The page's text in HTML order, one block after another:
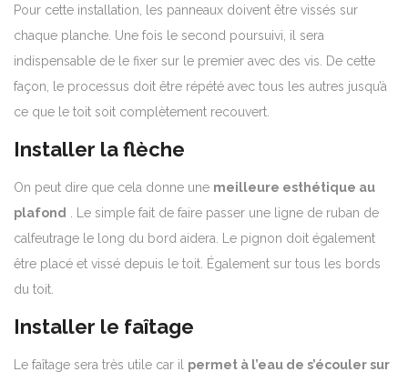
Pour cette installation, les panneaux doivent être vissés sur
chaque planche. Une fois le second poursuivi, il sera
indispensable de le fixer sur le premier avec des vis. De cette
façon, le processus doit être répété avec tous les autres jusqu’à
ce que le toit soit complètement recouvert.
Installer la flèche
On peut dire que cela donne une meilleure esthétique au
plafond . Le simple fait de faire passer une ligne de ruban de
calfeutrage le long du bord aidera. Le pignon doit également
être placé et vissé depuis le toit. Également sur tous les bords
du toit.
Installer le faîtage
Le faîtage sera très utile car il permet à l’eau de s’écouler sur